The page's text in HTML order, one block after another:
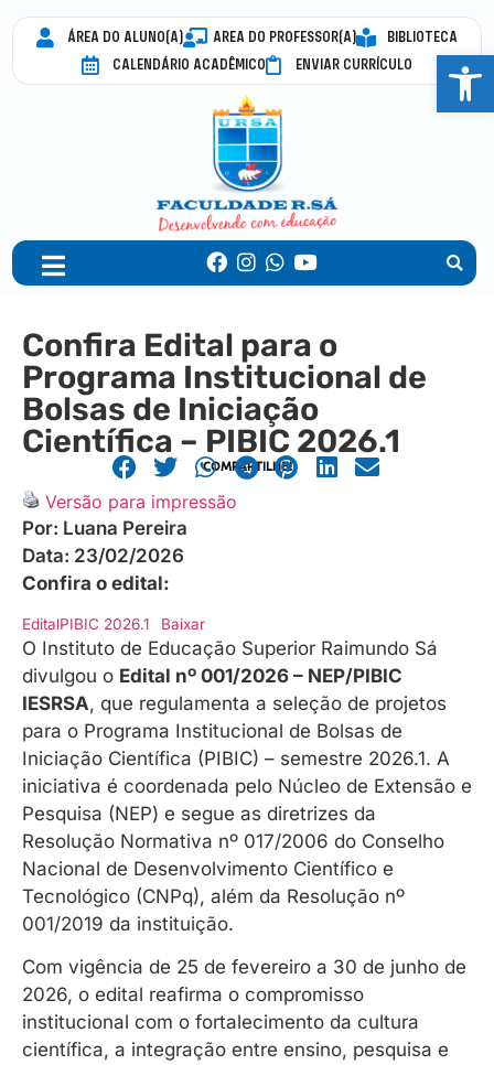
ÁREA DO ALUNO(A) AREA DO PROFESSOR(A)
BIBLIOTECA
CALENDÁRIO ACADÊMICO
ENVIAR CURRÍCULO
Confira Edital para o
Programa Institucional de
Bolsas de Iniciação
Científica – PIBIC 2026.1
COMPARTILHE!
Versão para impressão
Por: Luana Pereira
Data: 23/02/2026
Confira o edital:
EditalPIBIC 2026.1 Baixar
O Instituto de Educação Superior Raimundo Sá
divulgou o Edital nº 001/2026 – NEP/PIBIC
IESRSA, que regulamenta a seleção de projetos
para o Programa Institucional de Bolsas de
Iniciação Científica (PIBIC) – semestre 2026.1. A
iniciativa é coordenada pelo Núcleo de Extensão e
Pesquisa (NEP) e segue as diretrizes da
Resolução Normativa nº 017/2006 do Conselho
Nacional de Desenvolvimento Científico e
Tecnológico (CNPq), além da Resolução nº
001/2019 da instituição.
Com vigência de 25 de fevereiro a 30 de junho de
2026, o edital reafirma o compromisso
institucional com o fortalecimento da cultura
científica, a integração entre ensino, pesquisa e
Abrir